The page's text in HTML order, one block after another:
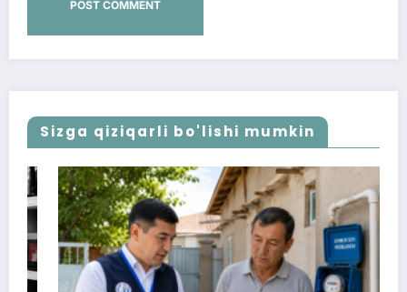
Sizga qiziqarli bo'lishi mumkin